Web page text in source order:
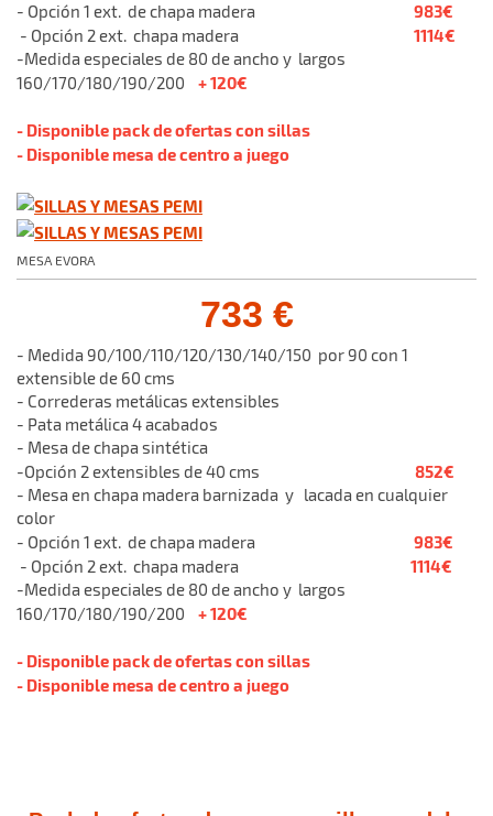
- Opción 1 ext. de chapa madera 983€
- Opción 2 ext. chapa madera 1114€
-Medida especiales de 80 de ancho y largos
160/170/180/190/200 + 120€
- Disponible pack de ofertas con sillas
- Disponible mesa de centro a juego
MESA EVORA
733 €
- Medida 90/100/110/120/130/140/150 por 90 con 1
extensible de 60 cms
- Correderas metálicas extensibles
- Pata metálica 4 acabados
- Mesa de chapa sintética
-Opción 2 extensibles de 40 cms 852€
- Mesa en chapa madera barnizada y lacada en cualquier
color
- Opción 1 ext. de chapa madera 983€
- Opción 2 ext. chapa madera 1114€
-Medida especiales de 80 de ancho y largos
160/170/180/190/200 + 120€
- Disponible pack de ofertas con sillas
- Disponible mesa de centro a juego